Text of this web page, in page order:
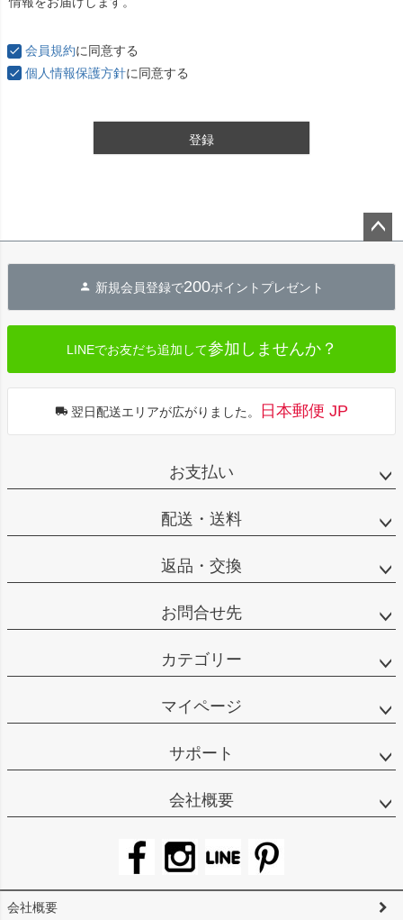
会員規約に同意する
個人情報保護方針に同意する
登録
へ
新規会員登録で200ポイントプレゼント
LINEでお友だち追加して参加しませんか？
翌日配送エリアが広がりました。 日本郵便 JP
お支払い
配送・送料
返品・交換
お問合せ先
カテゴリー
マイページ
サポート
会社概要
会社概要